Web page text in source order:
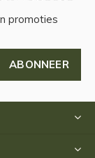
promoties
ABONNEER